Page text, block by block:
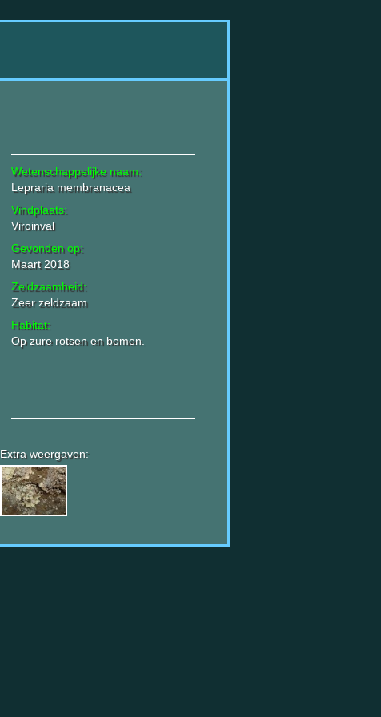
Wetenschappelijke naam:
Lepraria membranacea
Vindplaats:
Viroinval
Gevonden op:
Maart 2018
Zeldzaamheid:
Zeer zeldzaam
Habitat:
Op zure rotsen en bomen.
Extra weergaven: